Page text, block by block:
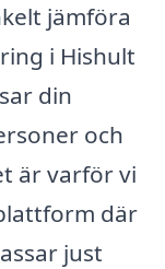
jämföra
i Hishult
din
och
är varför vi
där
just